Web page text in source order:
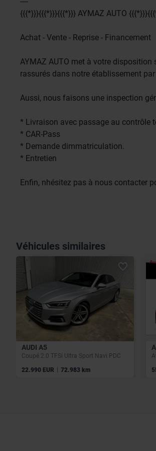
{{{*}}}{{{*}}}{{{*}}} AYMAZ AUTO
Achat - Vente - Reprise - Financement
AYMAZ AUTO met à votre
rassurés dans notre établissement
Aussi, nous faisons une inspection
* Livraison avec passage au contrôle
* CAR-Pass
* Demande dimmatriculation.
* Entretien
Enfin, nhésitez pas à nous contacter
Véhicules similaires
AUDI A5
Coupé 2.0 TFSi Ultra Sport Navi PDC
22.990 EUR | 72.983 km